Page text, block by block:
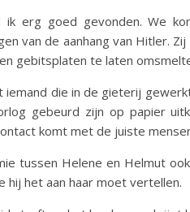
erg goed gevonden. We
van de aanhang van Hitler.
gebitsplaten te laten
die in de gieterij
gebeurd zijn op papier
komt met de juiste
tussen Helene en Helmut
hij het aan haar moet vertellen.